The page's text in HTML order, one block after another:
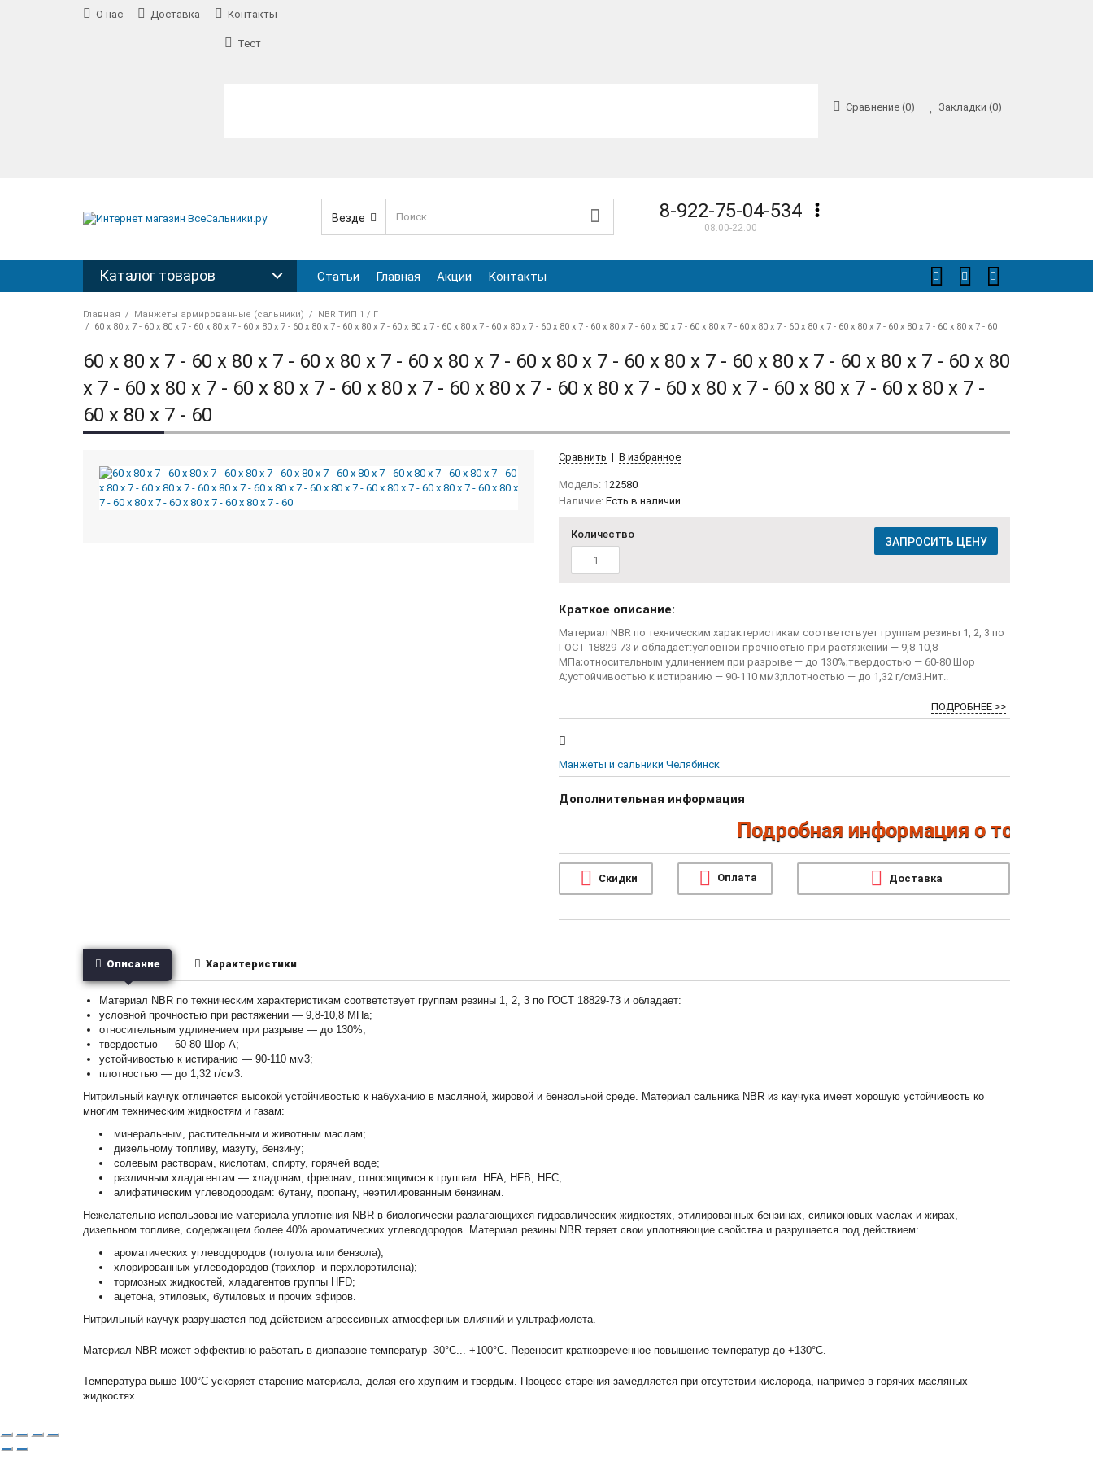
О нас Доставка Контакты
Тест
Сравнение (0) Закладки (0)
Везде 8-922-75-04-534
08.00-22.00
Каталог товаров Статьи Главная Акции Контакты
Главная Манжеты армированные (сальники)
NBR ТИП 1 / Г
60 x 80 x 7 - 60 x 80 x 7 - 60 x 80 x 7 - 60 x 80 x 7 - 60 x 80 x 7 - 60 x 80 x 7 - 60 x 80 x 7 - 60 x 80 x 7 - 60 x 80 x 7 - 60 x 80 x 7 - 60 x 80 x 7 - 60 x 80 x 7 - 60 x 80 x 7 - 60 x 80 x 7 - 60 x 80 x 7 - 60 x 80 x 7 - 60 x 80 x 7 - 60 x 80 x 7 - 60
60 x 80 x 7 - 60 x 80 x 7 - 60 x 80 x 7 - 60 x 80 x 7 - 60 x 80 x 7 - 60 x 80 x 7 - 60 x 80 x 7 - 60 x 80 x 7 - 60 x 80
x 7 - 60 x 80 x 7 - 60 x 80 x 7 - 60 x 80 x 7 - 60 x 80 x 7 - 60 x 80 x 7 - 60 x 80 x 7 - 60 x 80 x 7 - 60 x 80 x 7 -
60 x 80 x 7 - 60
Сравнить | В избранное
Модель: 122580
Наличие: Есть в наличии
Количество
ЗАПРОСИТЬ ЦЕНУ
Краткое описание:
Материал NBR по техническим характеристикам соответствует группам резины 1, 2, 3 по
ГОСТ 18829-73 и обладает:условной прочностью при растяжении — 9,8-10,8
МПа;относительным удлинением при разрыве — до 130%;твердостью — 60-80 Шор
А;устойчивостью к истиранию — 90-110 мм3;плотностью — до 1,32 г/см3.Нит..
ПОДРОБНЕЕ >>
Манжеты и сальники Челябинск
Дополнительная информация
Подробная информация о товарах по
Скидки Оплата Доставка
Описание Характеристики
Материал NBR по техническим характеристикам соответствует группам резины 1, 2, 3 по ГОСТ 18829-73 и обладает:
условной прочностью при растяжении — 9,8-10,8 МПа;
относительным удлинением при разрыве — до 130%;
твердостью — 60-80 Шор А;
устойчивостью к истиранию — 90-110 мм3;
плотностью — до 1,32 г/см3.
Нитрильный каучук отличается высокой устойчивостью к набуханию в масляной, жировой и бензольной среде. Материал сальника NBR из каучука имеет хорошую устойчивость ко
многим техническим жидкостям и газам:
минеральным, растительным и животным маслам;
дизельному топливу, мазуту, бензину;
солевым растворам, кислотам, спирту, горячей воде;
различным хладагентам — хладонам, фреонам, относящимся к группам: HFA, HFB, HFC;
алифатическим углеводородам: бутану, пропану, неэтилированным бензинам.
Нежелательно использование материала уплотнения NBR в биологически разлагающихся гидравлических жидкостях, этилированных бензинах, силиконовых маслах и жирах,
дизельном топливе, содержащем более 40% ароматических углеводородов. Материал резины NBR теряет свои уплотняющие свойства и разрушается под действием:
ароматических углеводородов (толуола или бензола);
хлорированных углеводородов (трихлор- и перхлорэтилена);
тормозных жидкостей, хладагентов группы HFD;
ацетона, этиловых, бутиловых и прочих эфиров.
Нитрильный каучук разрушается под действием агрессивных атмосферных влияний и ультрафиолета.
Материал NBR может эффективно работать в диапазоне температур -30°С... +100°С. Переносит кратковременное повышение температур до +130°С.
Температура выше 100°С ускоряет старение материала, делая его хрупким и твердым. Процесс старения замедляется при отсутствии кислорода, например в горячих масляных
жидкостях.